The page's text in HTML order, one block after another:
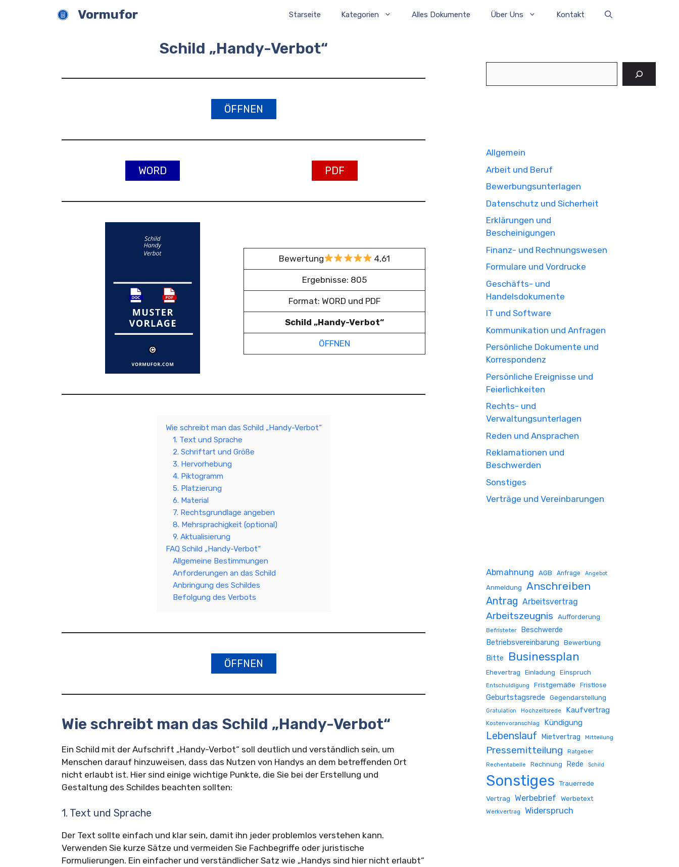
Vormufor Starseite Kategorien Alles Dokumente Über Uns Kontakt
Schild „Handy-Verbot“
ÖFFNEN
WORD PDF
Bewertung 4,61
Ergebnisse: 805
Format: WORD und PDF
Schild „Handy-Verbot“
ÖFFNEN
Wie schreibt man das Schild „Handy-Verbot“
1. Text und Sprache
2. Schriftart und Größe
3. Hervorhebung
4. Piktogramm
5. Platzierung
6. Material
7. Rechtsgrundlage angeben
8. Mehrsprachigkeit (optional)
9. Aktualisierung
FAQ Schild „Handy-Verbot“
Allgemeine Bestimmungen
Anforderungen an das Schild
Anbringung des Schildes
Befolgung des Verbots
ÖFFNEN
Wie schreibt man das Schild „Handy-Verbot“
Ein Schild mit der Aufschrift „Handy-Verbot“ soll deutlich und verständlich sein, um
Menschen darauf hinzuweisen, dass das Nutzen von Handys an dem betreffenden Ort
nicht erlaubt ist. Hier sind einige wichtige Punkte, die Sie bei der Erstellung und
Gestaltung des Schildes beachten sollten:
1. Text und Sprache
Der Text sollte einfach und klar sein, damit ihn jeder problemlos verstehen kann.
Verwenden Sie kurze Sätze und vermeiden Sie Fachbegriffe oder juristische
Formulierungen. Ein einfacher und verständlicher Satz wie „Handys sind hier nicht erlaubt“
Allgemein
Arbeit und Beruf
Bewerbungsunterlagen
Datenschutz und Sicherheit
Erklärungen und
Bescheinigungen
Finanz- und Rechnungswesen
Formulare und Vordrucke
Geschäfts- und
Handelsdokumente
IT und Software
Kommunikation und Anfragen
Persönliche Dokumente und
Korrespondenz
Persönliche Ereignisse und
Feierlichkeiten
Rechts- und
Verwaltungsunterlagen
Reden und Ansprachen
Reklamationen und
Beschwerden
Sonstiges
Verträge und Vereinbarungen
Abmahnung AGB Anfrage Angebot
Anmeldung Anschreiben
Antrag Arbeitsvertrag
Arbeitszeugnis Aufforderung
Befristeter
Beschwerde
Betriebsvereinbarung Bewerbung
Bitte Businessplan
Ehevertrag Einladung Einspruch
Entschuldigung Fristgemäße Fristlose
Geburtstagsrede Gegendarstellung
Gratulation Hochzeitsrede Kaufvertrag
Kostenvoranschlag Kündigung
Lebenslauf Mietvertrag Mitteilung
Pressemitteilung Ratgeber
Rechentabelle Rechnung Rede Schild
Sonstiges
Trauerrede
Vertrag
Werbebrief Werbetext
Werkvertrag Widerspruch